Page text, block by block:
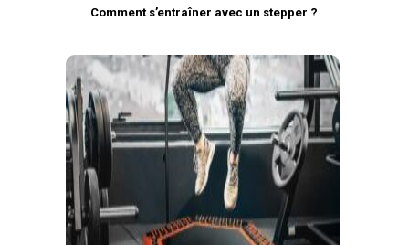
Comment s’entraîner avec un stepper ?